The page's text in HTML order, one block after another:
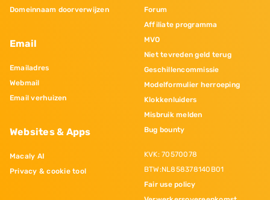
Domeinnaam doorverwijzen
Email
Emailadres
Webmail
Email verhuizen
Websites & Apps
Macaly AI
Privacy & cookie tool
Forum
Affiliate programma
MVO
Niet tevreden geld terug
Geschillencommissie
Modelformulier herroeping
Klokkenluiders
Misbruik melden
Bug bounty
KVK: 70570078
BTW:NL858378140B01
Fair use policy